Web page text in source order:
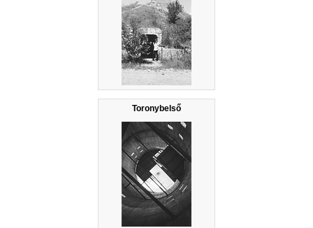
Toronybelső